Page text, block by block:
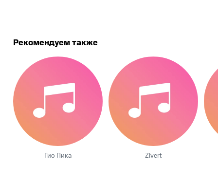
Рекомендуем также
Гио Пика Zivert